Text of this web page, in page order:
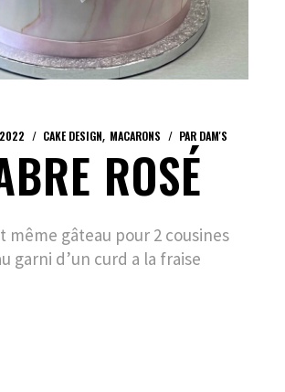
2022 CAKE DESIGN MACARONS PAR DAM'S
ROSÉ
même gâteau pour 2 cousines
garni d’un curd a la fraise